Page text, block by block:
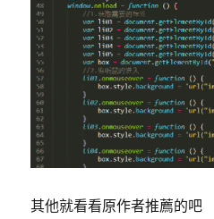
其他就看看原作者推薦的吧